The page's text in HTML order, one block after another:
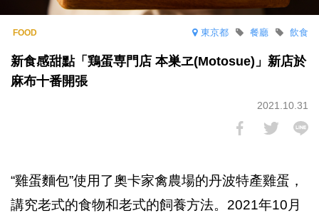
東京都 飲食
餐廳
新食感甜點「鶏蛋専門店 本巣ヱ(Motosue)」新店於
麻布十番開張
2021.10.31
“雞蛋麵包”使用了奧卡家禽農場的丹波特產雞蛋，
講究老式的食物和老式的飼養方法。2021年10月